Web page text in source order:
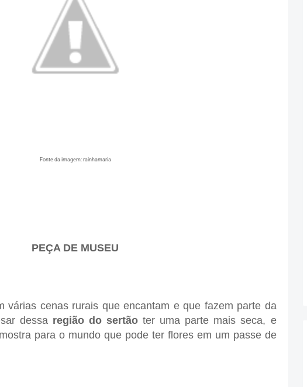
Fonte da imagem: rainhamaria
PEÇA DE MUSEU
várias cenas rurais que encantam e que fazem parte da
dessa região do sertãoter uma parte mais seca, e
para o mundo que pode ter flores em um passe de